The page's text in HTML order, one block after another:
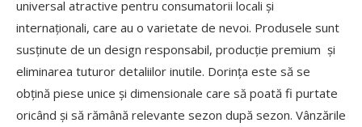
universal atractive pentru consumatorii locali și
internaționali, care au o varietate de nevoi. Produsele sunt
susținute de un design responsabil, producție premium și
eliminarea tuturor detaliilor inutile. Dorința este să se
obțină piese unice și dimensionale care să poată fi purtate
oricând și să rămână relevante sezon după sezon. Vânzările